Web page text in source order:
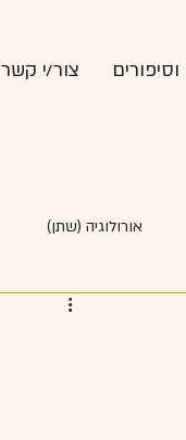
צור/י קשר
אורולוגיה (שתן)